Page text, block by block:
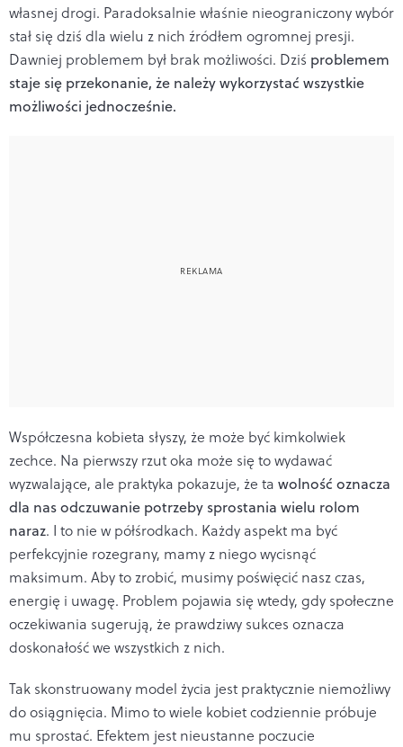
własnej drogi. Paradoksalnie właśnie nieograniczony wybór
stał się dziś dla wielu z nich źródłem ogromnej presji.
Dawniej problemem był brak możliwości. Dziś problemem
staje się przekonanie, że należy wykorzystać wszystkie
możliwości jednocześnie.
Współczesna kobieta słyszy, że może być kimkolwiek
zechce. Na pierwszy rzut oka może się to wydawać
wyzwalające, ale praktyka pokazuje, że ta wolność oznacza
dla nas odczuwanie potrzeby sprostania wielu rolom
naraz. I to nie w półśrodkach. Każdy aspekt ma być
perfekcyjnie rozegrany, mamy z niego wycisnąć
maksimum. Aby to zrobić, musimy poświęcić nasz czas,
energię i uwagę. Problem pojawia się wtedy, gdy społeczne
oczekiwania sugerują, że prawdziwy sukces oznacza
doskonałość we wszystkich z nich.
Tak skonstruowany model życia jest praktycznie niemożliwy
do osiągnięcia. Mimo to wiele kobiet codziennie próbuje
mu sprostać. Efektem jest nieustanne poczucie